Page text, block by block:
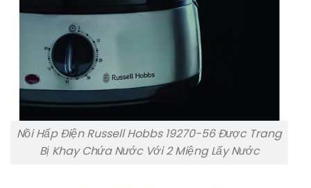
Nồi Hấp Điện Russell Hobbs 19270-56 Được Trang
Bị Khay Chứa Nước Với 2 Miệng Lấy Nước